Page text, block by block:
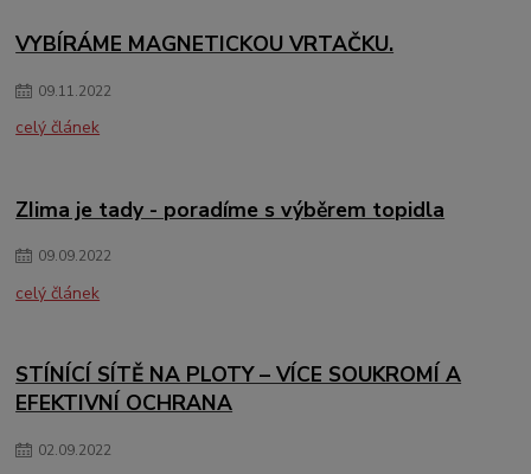
VYBÍRÁME MAGNETICKOU VRTAČKU.
09.11.2022
celý článek
ZIima je tady - poradíme s výběrem topidla
09.09.2022
celý článek
STÍNÍCÍ SÍTĚ NA PLOTY – VÍCE SOUKROMÍ A
EFEKTIVNÍ OCHRANA
02.09.2022